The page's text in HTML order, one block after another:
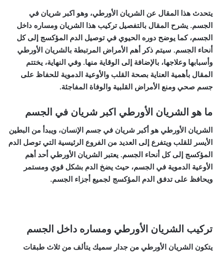
يتحدث هذا المقال عن الشريان الأورطي، وهو اكبر شريان في
الجسم. يشرح المقال بالتفصيل تركيب هذا الشريان ومساره داخل
الجسم، كما يوضح دوره الحيوي في توصيل الدم المؤكسج إلى كل
أنحاء الجسم. سيتم ذكر أهم الأمراض المرتبطة بالشريان الأورطي
وأسبابها وعلاجها، بالإضافة إلى الوقاية منها. وفي النهاية، يختتم
المقال بأهمية العناية بصحة القلب والأوعية الدموية للحفاظ على
جسم صحي ومنع الأمراض القلبية والوفاة المفاجئة.
ما هو الشريان الأورطي اكبر شريان في الجسم
الشريان الأورطي هو أكبر شريان في جسم الإنسان، ويبدأ من البطين
الأيسر للقلب ويتفرع إلى العديد من الفروع الرئيسية التي توصل الدم
المؤكسج إلى كل أنحاء الجسم. يعتبر الشريان الأورطي أحد أهم
الأوعية الدموية في الجسم، حيث يضخ الدم بشكل قوي ومستمر
ويحافظ على تدفق الدم المؤكسج لجميع أجزاء الجسم.
تركيب الشريان الأورطي ومساره داخل الجسم
يتكون الشريان الأورطي من جدار سميك يتألف من ثلاث طبقات